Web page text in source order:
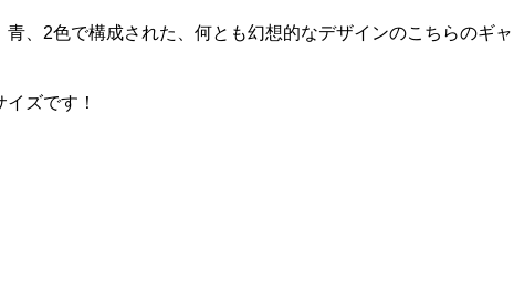
、2色で構成された、何とも幻想的なデザインのこちらのギ
ズです！